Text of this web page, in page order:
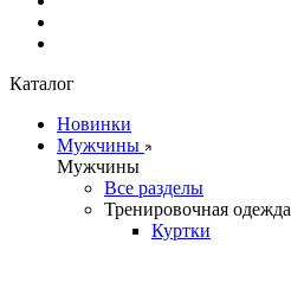
Каталог
Новинки
Мужчины
Мужчины
Все разделы
Тренировочная одежда
Куртки